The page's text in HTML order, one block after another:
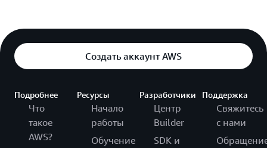
Создать аккаунт AWS
Подробнее
Что
такое
AWS?
Ресурсы
Начало
работы
Обучение
Разработчики
Центр
Builder
SDK и
Поддержка
Свяжитесь
с нами